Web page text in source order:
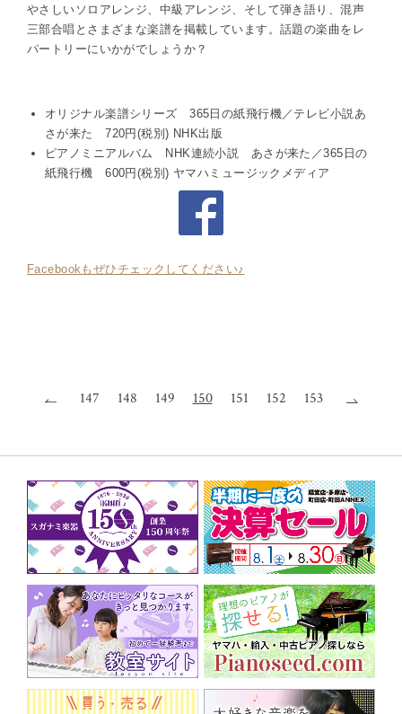
やさしいソロアレンジ、中級アレンジ、そして弾き語り、混声
三部合唱とさまざまな楽譜を掲載しています。話題の楽曲をレ
パートリーにいかがでしょうか？
オリジナル楽譜シリーズ 365日の紙飛行機／テレビ小説あ
さが来た 720円(税別) NHK出版
ピアノミニアルバム NHK連続小説 あさが来た／365日の
紙飛行機 600円(税別) ヤマハミュージックメディア
Facebookもぜひチェックしてください♪
147 148 149 150 151 152 153